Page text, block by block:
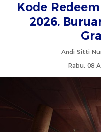
Kode
2026,
Andi Sitti
Rabu, 08